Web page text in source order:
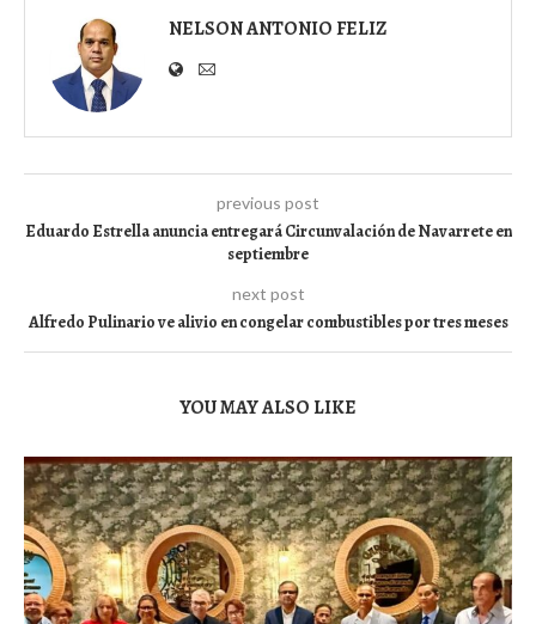
NELSON ANTONIO FELIZ
previous post
Eduardo Estrella anuncia entregará Circunvalación de Navarrete en
septiembre
next post
Alfredo Pulinario ve alivio en congelar combustibles por tres meses
YOU MAY ALSO LIKE